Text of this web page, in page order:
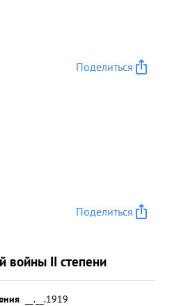
на Ст. МОШНА
показал
Поделиться
Поделиться
войны II степени
__.__.1919